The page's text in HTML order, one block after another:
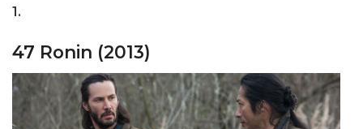
1.
47 Ronin (2013)